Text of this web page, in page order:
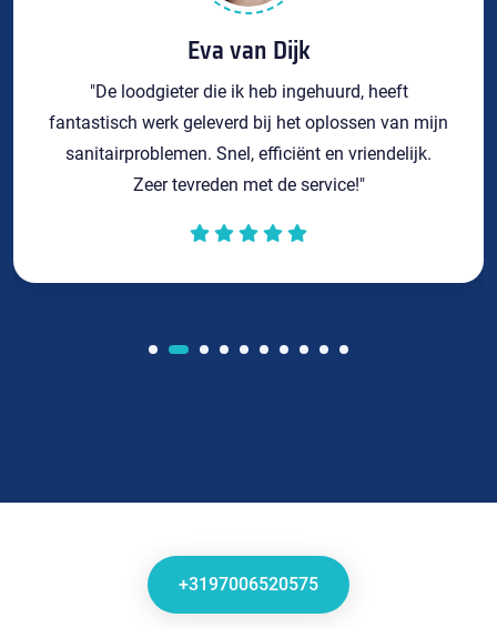
Eva van Dijk
"De loodgieter die ik heb ingehuurd, heeft
fantastisch werk geleverd bij het oplossen van mijn
sanitairproblemen. Snel, efficiënt en vriendelijk.
Zeer tevreden met de service!"
+3197006520575